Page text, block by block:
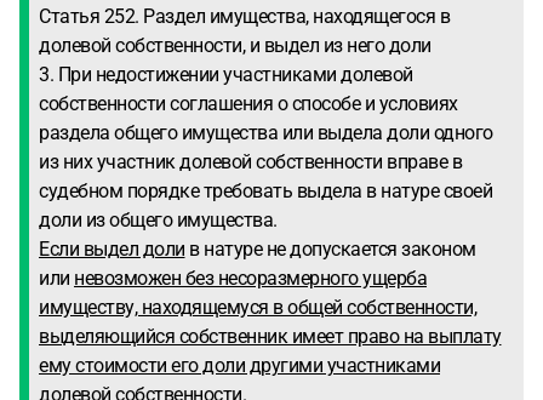
Статья 252. Раздел имущества, находящегося в
долевой собственности, и выдел из него доли
3. При недостижении участниками долевой
собственности соглашения о способе и условиях
раздела общего имущества или выдела доли одного
из них участник долевой собственности вправе в
судебном порядке требовать выдела в натуре своей
доли из общего имущества.
Если выдел доли в натуре не допускается законом
или невозможен без несоразмерного ущерба
имуществу, находящемуся в общей собственности,
выделяющийся собственник имеет право на выплату
ему стоимости его доли другими участниками
долевой собственности.